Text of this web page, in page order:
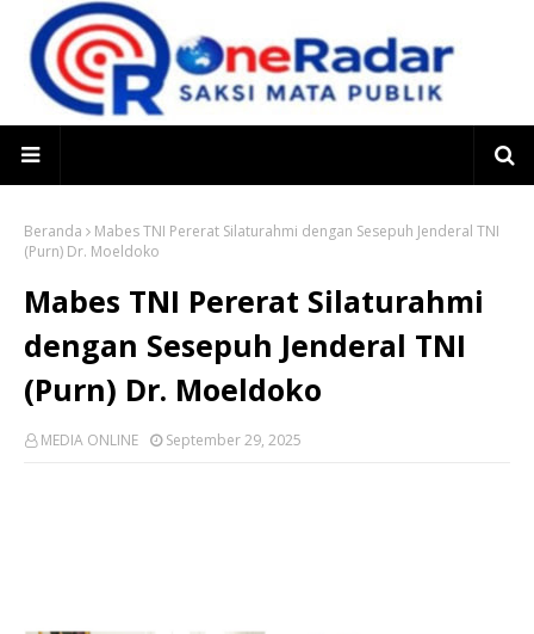
Beranda
Mabes TNI Pererat Silaturahmi dengan Sesepuh Jenderal TNI
(Purn) Dr. Moeldoko
Mabes TNI Pererat Silaturahmi
dengan Sesepuh Jenderal TNI
(Purn) Dr. Moeldoko
MEDIA ONLINE September 29, 2025